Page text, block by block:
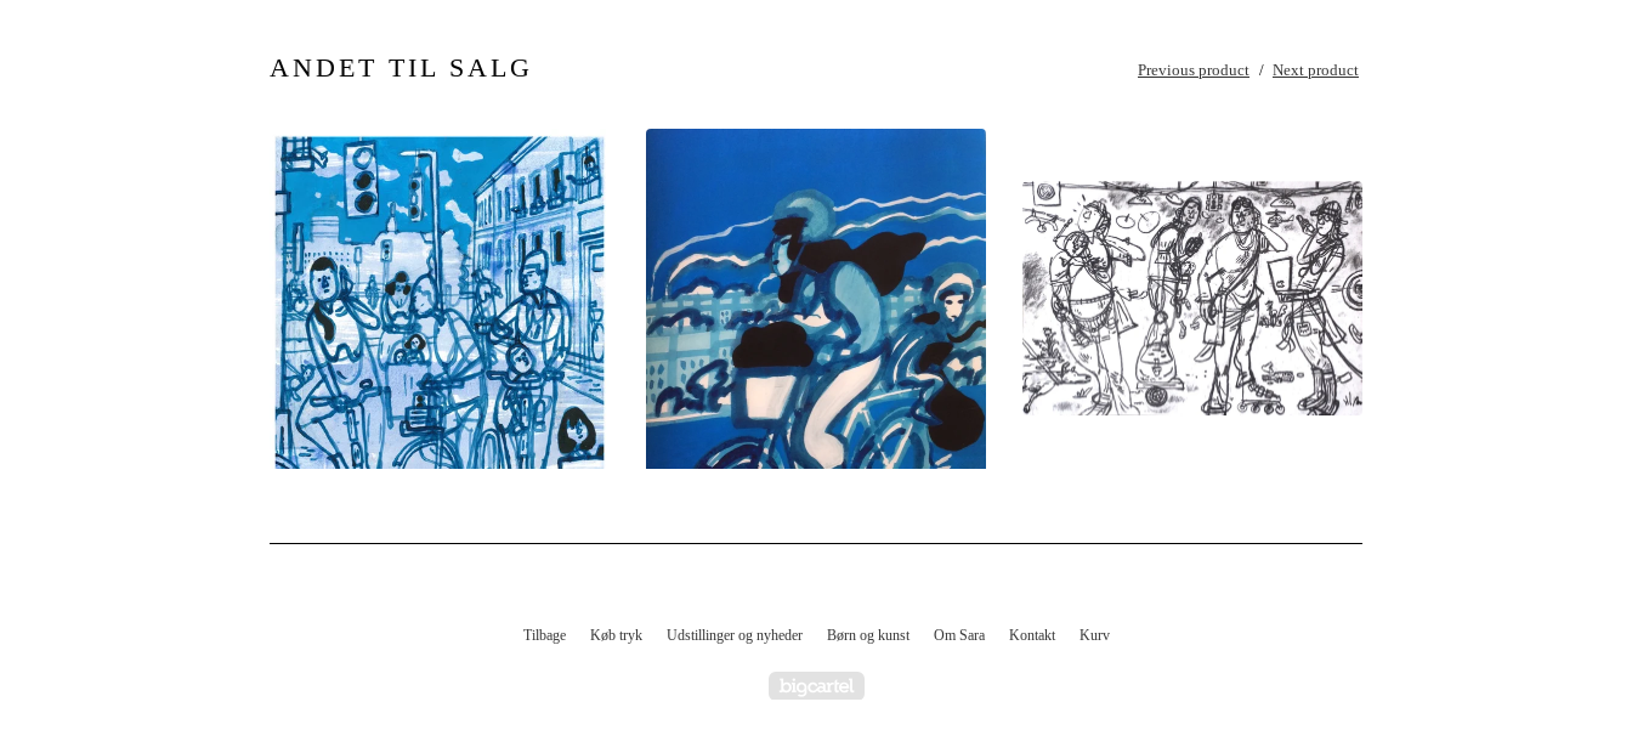
ANDET TIL SALG
kr
kr
Previous product Next product
Tilbage Køb tryk Udstillinger og nyheder Børn og kunst Om Sara Kontakt Kurv
Powered by Big Cartel